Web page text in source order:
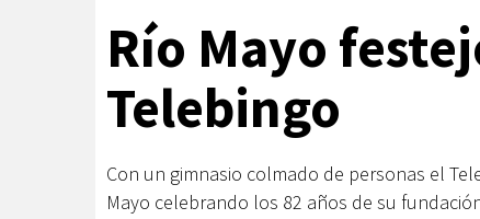
Río Mayo
Telebingo
Con un gimnasio colmado de personas el
Mayo celebrando los 82 años de su